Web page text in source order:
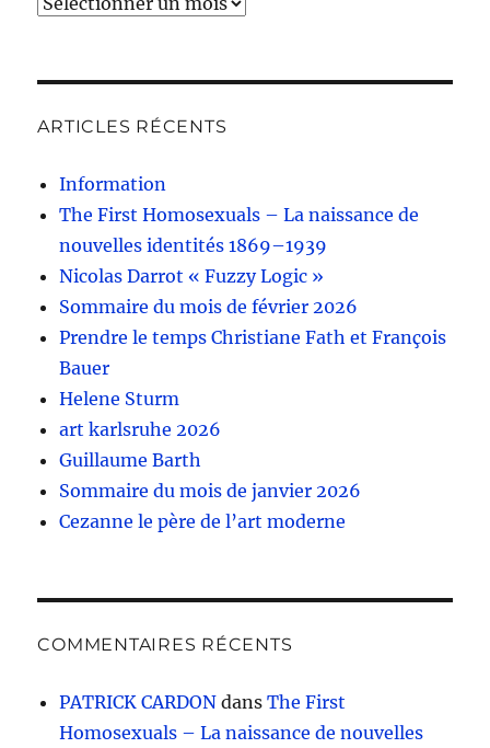
ARTICLES RÉCENTS
Information
The First Homosexuals – La naissance de
nouvelles identités 1869–1939
Nicolas Darrot « Fuzzy Logic »
Sommaire du mois de février 2026
Prendre le temps Christiane Fath et François
Bauer
Helene Sturm
art karlsruhe 2026
Guillaume Barth
Sommaire du mois de janvier 2026
Cezanne le père de l’art moderne
COMMENTAIRES RÉCENTS
PATRICK CARDON dansThe First
Homosexuals – La naissance de nouvelles